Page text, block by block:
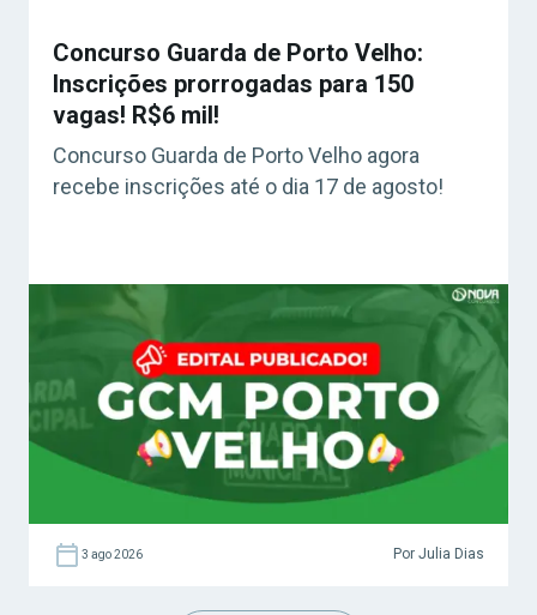
Concurso Guarda de Porto Velho:
Inscrições prorrogadas para 150
vagas! R$6 mil!
Concurso Guarda de Porto Velho agora
recebe inscrições até o dia 17 de agosto!
3 ago 2026 Por Julia Dias